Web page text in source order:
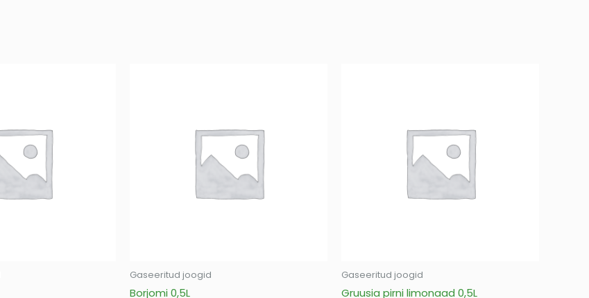
Gaseeritud joogid
Borjomi 0,5L
Gaseeritud joogid
Gruusia pirni limonaad 0,5L